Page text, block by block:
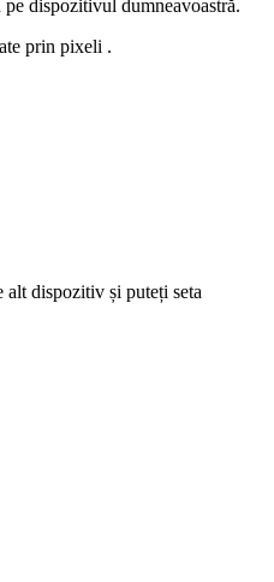
dispozitivul dumneavoastră.
prin pixeli .
alt dispozitiv și puteți seta